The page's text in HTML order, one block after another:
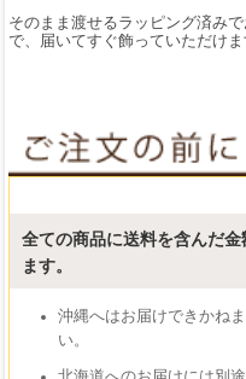
そのまま渡せるラッピング済み
で、届いてすぐ飾っていただけ